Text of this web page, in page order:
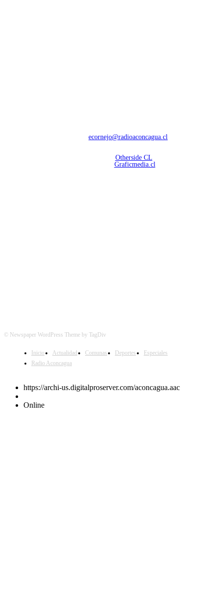
ecornejo@radioaconcagua.cl
Otherside CL
Graficmedia.cl
© Newspaper WordPress Theme by TagDiv
Inicio Actualidad Comunas Deportes
Especiales
Radio Aconcagua
https://archi-us.digitalproserver.com/aconcagua.aac
Online